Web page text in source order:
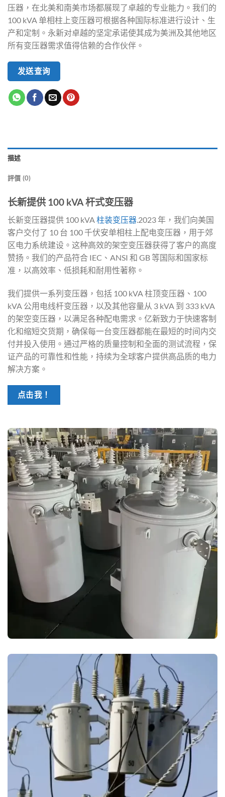
压器，在北美和南美市场都展现了卓越的专业能力。我们的
100 kVA 单相柱上变压器可根据各种国际标准进行设计、生
产和定制。永新对卓越的坚定承诺使其成为美洲及其他地区
所有变压器需求值得信赖的合作伙伴。
发送查询
描述
評價 (0)
长新提供 100 kVA 杆式变压器
长新变压器提供 100 kVA 柱装变压器 .2023 年，我们向美国
客户交付了 10 台 100 千伏安单相柱上配电变压器，用于郊
区电力系统建设。这种高效的架空变压器获得了客户的高度
赞扬。我们的产品符合 IEC、ANSI 和 GB 等国际和国家标
准，以高效率、低损耗和耐用性著称。
我们提供一系列变压器，包括 100 kVA 柱顶变压器、100
kVA 公用电线杆变压器，以及其他容量从 3 kVA 到 333 kVA
的架空变压器，以满足各种配电需求。亿新致力于快速客制
化和缩短交货期，确保每一台变压器都能在最短的时间内交
付并投入使用。通过严格的质量控制和全面的测试流程，保
证产品的可靠性和性能，持续为全球客户提供高品质的电力
解决方案。
点击我！